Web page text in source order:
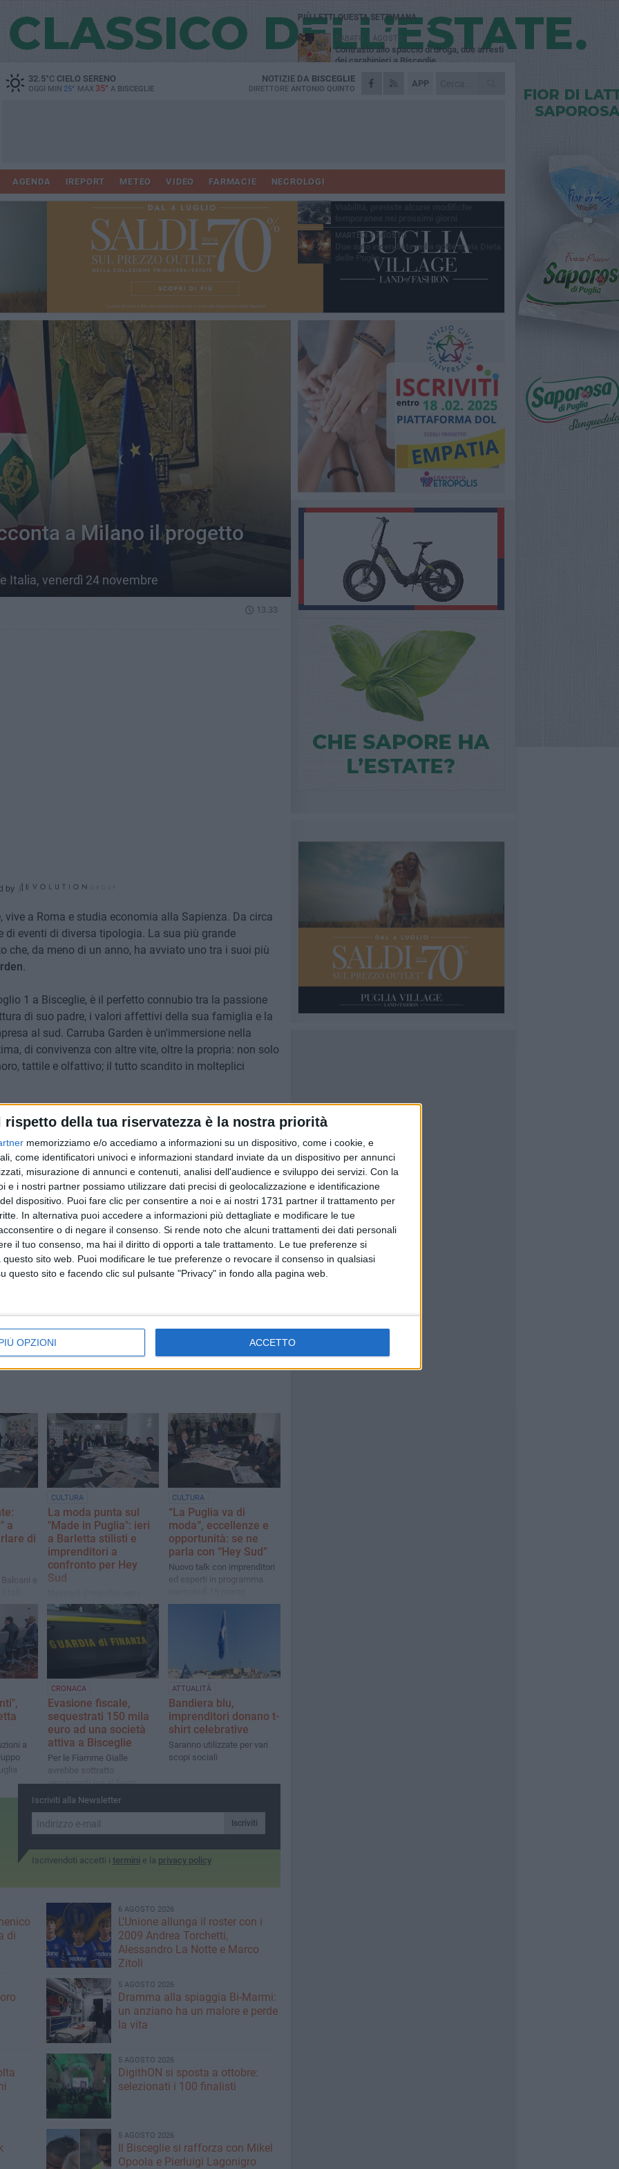
rispetto della tua riservatezza è la nostra priorità
memorizziamo e/o accediamo a informazioni su un dispositivo, come i cookie, e
come identificatori univoci e informazioni standard inviate da un dispositivo per annunci
misurazione di annunci e contenuti, analisi dell'audience e sviluppo dei servizi. Con la
e i nostri partner possiamo utilizzare dati precisi di geolocalizzazione e identificazione
dispositivo. Puoi fare clic per consentire a noi e ai nostri 1731 partner il trattamento per
In alternativa puoi accedere a informazioni più dettagliate e modificare le tue
o di negare il consenso. Si rende noto che alcuni trattamenti dei dati personali
il tuo consenso, ma hai il diritto di opporti a tale trattamento. Le tue preferenze si
sito web. Puoi modificare le tue preferenze o revocare il consenso in qualsiasi
questo sito e facendo clic sul pulsante "Privacy" in fondo alla pagina web.
OPZIONI ACCETTO
32.5°CCIELO SERENO
OGGI MIN 25° MAX 35° A BISCEGLIE
APP
NOTIZIE DA BISCEGLIE
DIRETTORE ANTONIO QUINTO
AGENDA IREPORT METEO VIDEO FARMACIE NECROLOGI
a Milano il progetto
Italia, venerdì 24 novembre
13.33
by
vive a Roma e studia economia alla Sapienza. Da circa
eventi di diversa tipologia. La sua più grande
che, da meno di un anno, ha avviato uno tra i suoi più
.
1 a Bisceglie, è il perfetto connubio tra la passione
di suo padre, i valori affettivi della sua famiglia e la
al sud. Carruba Garden è un'immersione nella
di convivenza con altre vite, oltre la propria: non solo
tattile e olfattivo; il tutto scandito in molteplici
Story Timeama raccontare, ospitando in studio
valorizzano il tessuto produttivo italiano, specie
Time èil format delle storie italianee sarà in onda
24 novembre in diretta da Milano
dedicati.
6 AGOSTO 2026
Incendi boschivi in città, Spazio
a
di
e
Nittis
CULTURA
La moda punta sul
"Made in Puglia": ieri
a Barletta stilisti e
imprenditori a
confronto per Hey
Sud
prodotti creati in Puglia, lo
ha annunciato l'assessore
regionale Delli Noci
CULTURA
“La Puglia va di
moda”, eccellenze e
opportunità: se ne
parla con “Hey Sud”
Nuovo talk con imprenditori
ed esperti in programma
a
CRONACA
Evasione fiscale,
sequestrati 150 mila
euro ad una società
attiva a Bisceglie
Per le Fiamme Gialle
avrebbe sottratto
versamenti Iva al fisco
ATTUALITÀ
Bandiera blu,
imprenditori donano t-
shirt celebrative
Saranno utilizzate per vari
scopi sociali
Iscriviti alla Newsletter
Iscriviti
Iscrivendoti accetti i termini e la privacy policy
di
6 AGOSTO 2026
L'Unione allunga il roster con i
2009 Andrea Torchetti,
Alessandro La Notte e Marco
Zitoli
5 AGOSTO 2026
Dramma alla spiaggia Bi-Marmi:
un anziano ha un malore e perde
la vita
5 AGOSTO 2026
DigithON si sposta a ottobre:
selezionati i 100 finalisti
5 AGOSTO 2026
Il Bisceglie si rafforza con Mikel
Opoola e Pierluigi Lagonigro
PIÙ LETTI QUESTA SETTIMANA
SABATO 1 AGOSTO
Contrasto allo spaccio di droga, due arresti
dei carabinieri a Bisceglie
VENERDÌ 31 LUGLIO
Torna l'appuntamento con la Pastasciutta
Dramma alla spiaggia Bi-Marmi: un
VENERDÌ 31 LUGLIO
MARTEDÌ 4 AGOSTO
Due auto incendiate nella notte in via Dieta
delle Puglie